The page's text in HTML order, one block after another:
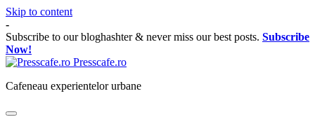
Skip to content
-
Subscribe to our bloghashter & never miss our best posts. Subscribe
Now!
Presscafe.ro
Cafeneau experientelor urbane